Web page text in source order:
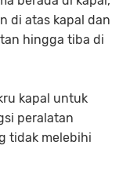
di atas kapal dan
hingga tiba di
kapal untuk
peralatan
tidak melebihi